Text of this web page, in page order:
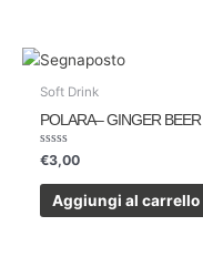
Soft Drink
POLARA– GINGER BEER
Valutato
0
su
€3,00
Aggiungi al carrello